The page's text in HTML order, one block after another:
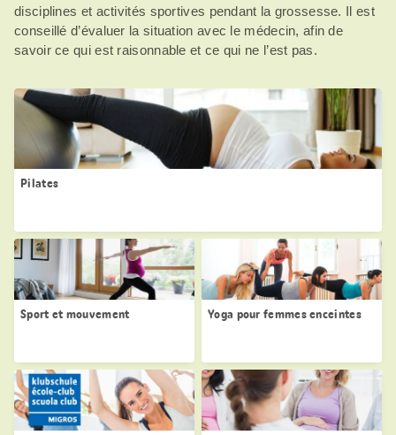
disciplines et activités sportives pendant la grossesse. Il est
conseillé d’évaluer la situation avec le médecin, afin de
savoir ce qui est raisonnable et ce qui ne l’est pas.
Pilates
Sport et mouvement Yoga pour femmes enceintes